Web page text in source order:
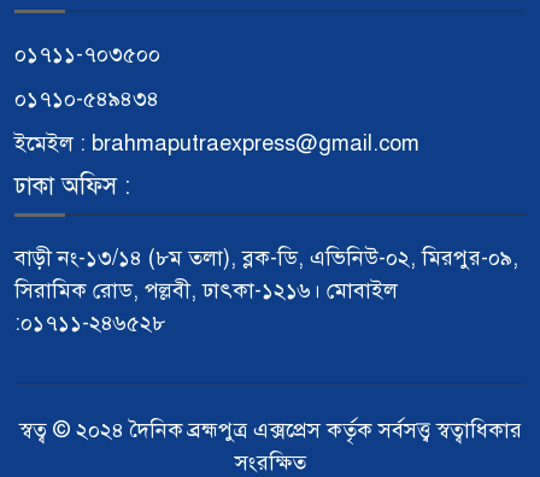
০১৭১১-৭০৩৫০০
০১৭১০-৫৪৯৪৩৪
ইমেইল : brahmaputraexpress@gmail.com
ঢাকা অফিস :
বাড়ী নং-১৩/১৪ (৮ম তলা), ব্লক-ডি, এভিনিউ-০২, মিরপুর-০৯,
সিরামিক রোড, পল্লবী, ঢাৎকা-১২১৬। মোবাইল
:০১৭১১-২৪৬৫২৮
স্বত্ব © ২০২৪ দৈনিক ব্রহ্মপুত্র এক্সপ্রেস কর্তৃক সর্বসত্ত্ব স্বত্বাধিকার
সংরক্ষিত